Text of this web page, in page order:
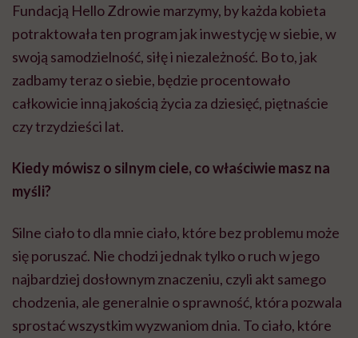
Fundacją Hello Zdrowie marzymy, by każda kobieta
potraktowała ten program jak inwestycję w siebie, w
swoją samodzielność, siłę i niezależność. Bo to, jak
zadbamy teraz o siebie, będzie procentowało
całkowicie inną jakością życia za dziesięć, piętnaście
czy trzydzieści lat.
Kiedy mówisz o silnym ciele, co właściwie masz na
myśli?
Silne ciało to dla mnie ciało, które bez problemu może
się poruszać. Nie chodzi jednak tylko o ruch w jego
najbardziej dosłownym znaczeniu, czyli akt samego
chodzenia, ale generalnie o sprawność, która pozwala
sprostać wszystkim wyzwaniom dnia. To ciało, które